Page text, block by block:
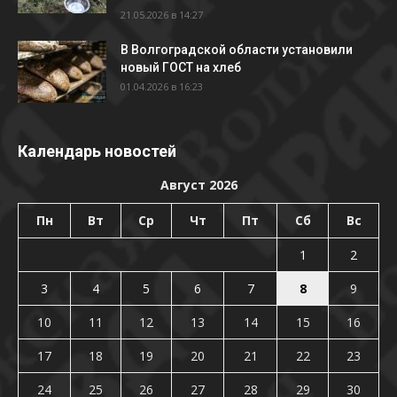
21.05.2026 в 14:27
В Волгоградской области установили
новый ГОСТ на хлеб
01.04.2026 в 16:23
Календарь новостей
Август 2026
Пн Вт Ср Чт Пт Сб Вс
1
2
3
4 5 6 7 8
9
10
11 12 13 14 15
16
17
18 19 20 21 22
23
24
25 26 27 28 29 30